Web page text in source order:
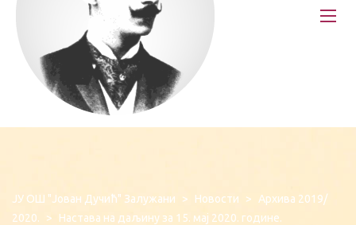
ЈУ ОШ "Јован Дучић" Залужани > Новости >
Архива 2019/
2020.
> Настава на даљину за 15. мај 2020. године.